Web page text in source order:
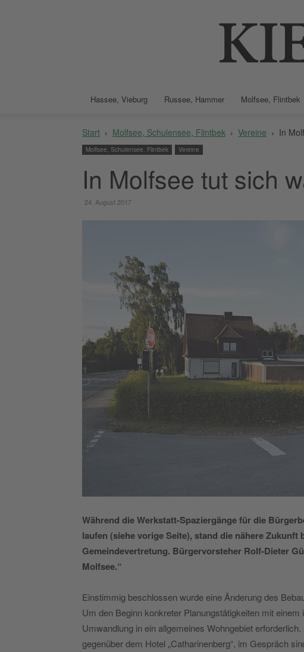
Hassee, Vieburg Russee, Hammer Molfsee, Flintbek
Start Molfsee, Schulensee, Flintbek Vereine In
Molfsee, Schulensee, Flintbek Vereine
In Molfsee tut sich
24. August 2017
Während die Werkstatt-Spaziergänge für die
laufen (siehe vorige Seite), stand die nähere Zukunft
Gemeindevertretung. Bürgervorsteher Rolf-Dieter
Molfsee.“
Einstimmig beschlossen wurde eine Änderung des
Um den Beginn konkreter Planungstätigkeiten mit
Umwandlung in ein allgemeines Wohngebiet
gegenüber dem Hotel „Catharinenberg“, im Gespräch